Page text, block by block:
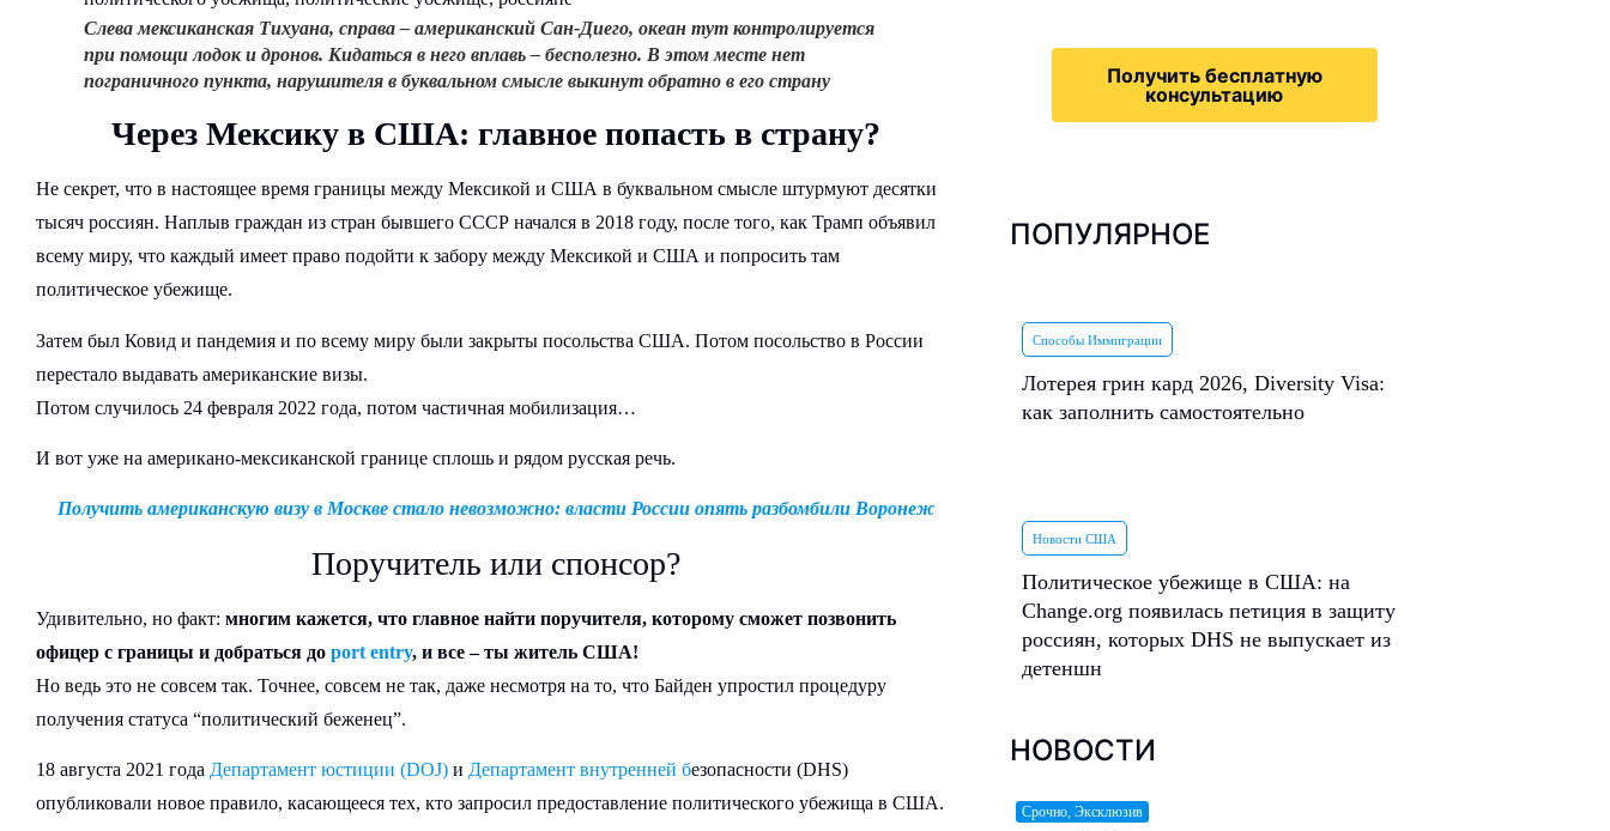
Слева мексиканская Тихуана, справа – американский Сан-Диего, океан тут контролируется
при помощи лодок и дронов. Кидаться в него вплавь – бесполезно. В этом месте нет
пограничного пункта, нарушителя в буквальном смысле выкинут обратно в его страну
Через Мексику в США: главное попасть в страну?
Не секрет, что в настоящее время границы между Мексикой и США в буквальном смысле штурмуют десятки
тысяч россиян. Наплыв граждан из стран бывшего СССР начался в 2018 году, после того, как Трамп объявил
всему миру, что каждый имеет право подойти к забору между Мексикой и США и попросить там
политическое убежище.
Затем был Ковид и пандемия и по всему миру были закрыты посольства США. Потом посольство в России
перестало выдавать американские визы.
Потом случилось 24 февраля 2022 года, потом частичная мобилизация…
И вот уже на американо-мексиканской границе сплошь и рядом русская речь.
Получить американскую визу в Москве стало невозможно: власти России опять разбомбили Воронеж
Поручитель или спонсор?
Удивительно, но факт: многим кажется, что главное найти поручителя, которому сможет позвонить
офицер с границы и добраться до port entry, и все – ты житель США!
Но ведь это не совсем так. Точнее, совсем не так, даже несмотря на то, что Байден упростил процедуру
получения статуса “политический беженец”.
18 августа 2021 года Департамент юстиции (DOJ) и Департамент внутренней безопасности (DHS)
опубликовали новое правило, касающееся тех, кто запросил предоставление политического убежища в США.
Получить бесплатную
консультацию
ПОПУЛЯРНОЕ
Способы Иммиграции
Лотерея грин кард 2026, Diversity Visa:
как заполнить самостоятельно
Новости США
Политическое убежище в США: на
Change.org появилась петиция в защиту
россиян, которых DHS не выпускает из
детеншн
НОВОСТИ
Срочно, Эксклюзив